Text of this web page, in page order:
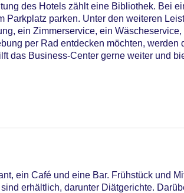
des Hotels zählt eine Bibliothek. Bei
parken. Unter den weiteren
ein Zimmerservice, ein
per Rad entdecken möchten, werden
das Business-Center gerne weiter und
ein Café und eine Bar. Frühstück und
erhältlich, darunter Diätgerichte.